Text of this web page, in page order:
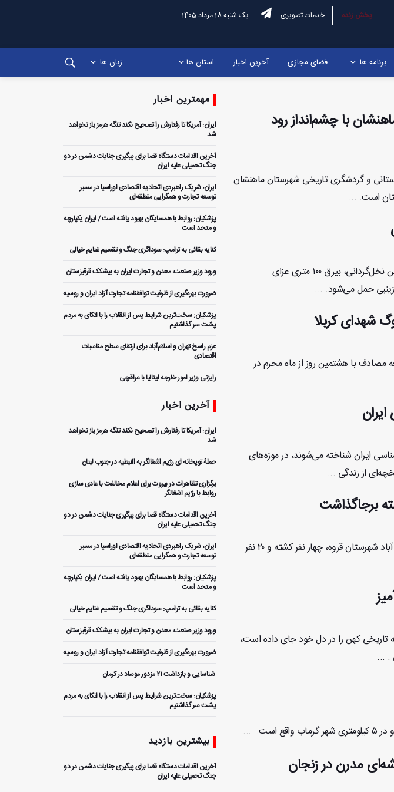
پخش زنده خدمات تصویری یک شنبه 18 مرداد 1405
برنامه ها فضای مجازی آخرین اخبار استان ها زبان ها
با چشم‌انداز رود
و گردشگری تاریخی شهرستان ماهنشان
است. ...
هرساله در اجتماع بزرگ زینبیه اعظم کاشان همراه با آیین کهن نخل‌گردانی، بیرق ۱۰۰ متری عزای
حمل می‌شود. ...
شهدای کربلا
مصادف با هشتمین روز از ماه محرم در
ایران شناخته می‌شوند، در موزه‌های
از زندگی ...
برجاگذاشت
بر اثر واژگونی اتوبوس حامل زائران کربلا در روستای صندوق آباد شهرستان قروه، چهار نفر کشته و ۲۰ نفر
تاریخی کهن را در دل خود جای داده است،
. ...
...
مدرن در زنجان
مهمترین اخبار
ایران: آمریکا تا رفتارش را تصحیح نکند تنگه هرمز باز نخواهد
شد
آخرین اقدامات دستگاه قضا برای پیگیری جنایات دشمن در دو
جنگ تحمیلی علیه ایران
ایران، شریک راهبردی اتحادیه اقتصادی اوراسیا در مسیر
توسعه تجارت و همگرایی منطقه‌ای
پزشکیان: روابط با همسایگان بهبود یافته است / ایران یکپارچه
و متحد است
کنایه بقائی به ترامپ: سوداگری جنگ و تقسیم غنایم خیالی
ورود وزیر صنعت، معدن و تجارت ایران به بیشکک قرقیزستان
ضرورت بهره‌گیری از ظرفیت توافقنامه تجارت آزاد ایران و روسیه
پزشکیان: سخت‌ترین شرایط پس از انقلاب را با اتکای به مردم
پشت سر گذاشتیم
عزم راسخ تهران و اسلام‌آباد برای ارتقای سطح مناسبات
اقتصادی
رایزنی وزیر امور خارجه ایتالیا با عراقچی
آخرین اخبار
ایران: آمریکا تا رفتارش را تصحیح نکند تنگه هرمز باز نخواهد
شد
حملۀ توپخانه ای رژیم اشغالگر به النبطیه در جنوب لبنان
برگزاری تظاهرات در بیروت برای اعلام مخالفت با عادی سازی
روابط با رژیم اشغالگر
آخرین اقدامات دستگاه قضا برای پیگیری جنایات دشمن در دو
جنگ تحمیلی علیه ایران
ایران، شریک راهبردی اتحادیه اقتصادی اوراسیا در مسیر
توسعه تجارت و همگرایی منطقه‌ای
پزشکیان: روابط با همسایگان بهبود یافته است / ایران یکپارچه
و متحد است
کنایه بقائی به ترامپ: سوداگری جنگ و تقسیم غنایم خیالی
ورود وزیر صنعت، معدن و تجارت ایران به بیشکک قرقیزستان
ضرورت بهره‌گیری از ظرفیت توافقنامه تجارت آزاد ایران و روسیه
️ شناسایی و بازداشت ۲۱ مزدور موساد در کرمان
پزشکیان: سخت‌ترین شرایط پس از انقلاب را با اتکای به مردم
پشت سر گذاشتیم
اقتصادی
وزیر علوم: ۵۰ هزار دانشجوی عراقی در دانشگاه‌های ایران
بیشترین بازدید
آخرین اقدامات دستگاه قضا برای پیگیری جنایات دشمن در دو
جنگ تحمیلی علیه ایران